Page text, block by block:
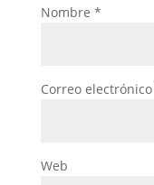
Nombre *
Correo electrónico
Web